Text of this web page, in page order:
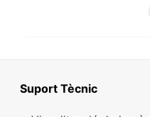
Suport Tècnic